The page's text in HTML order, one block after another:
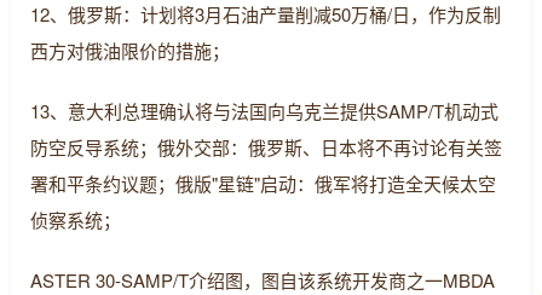
12、俄罗斯：计划将3月石油产量削减50万桶/日，作为反制
西方对俄油限价的措施；
13、意大利总理确认将与法国向乌克兰提供SAMP/T机动式
防空反导系统；俄外交部：俄罗斯、日本将不再讨论有关签
署和平条约议题；俄版"星链"启动：俄军将打造全天候太空
侦察系统；
ASTER 30-SAMP/T介绍图，图自该系统开发商之一MBDA